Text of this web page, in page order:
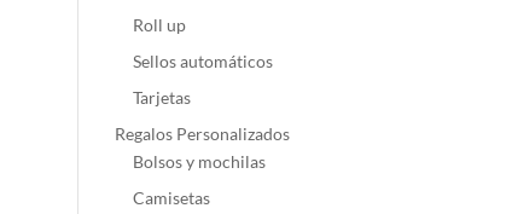
Roll up
Sellos automáticos
Tarjetas
Regalos Personalizados
Bolsos y mochilas
Camisetas